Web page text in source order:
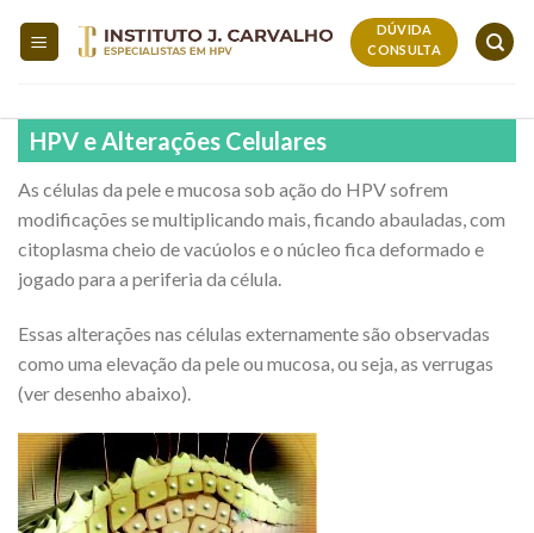
DÚVIDA
CONSULTA
HPV e Alterações Celulares
As células da pele e mucosa sob ação do HPV sofrem
modificações se multiplicando mais, ficando abauladas, com
citoplasma cheio de vacúolos e o núcleo fica deformado e
jogado para a periferia da célula.
Essas alterações nas células externamente são observadas
como uma elevação da pele ou mucosa, ou seja, as verrugas
(ver desenho abaixo).